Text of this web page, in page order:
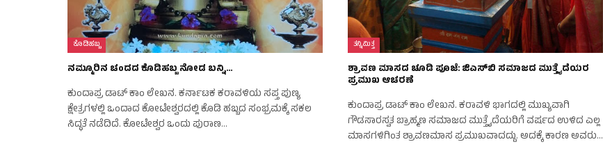
ಕೊಡಿಹಬ್ಬ
ನಮ್ಮೂರಿನ ಚಂದದ ಕೊಡಿಹಬ್ಬ ನೋಡ ಬನ್ನಿ…
ಕುಂದಾಪ್ರ ಡಾಟ್ ಕಾಂ ಲೇಖನ. ಕರ್ನಾಟಕ ಕರಾವಳಿಯ ಸಪ್ತ ಪುಣ್ಯ
ಕ್ಷೇತ್ರಗಳಲ್ಲಿ ಒಂದಾದ ಕೋಟೇಶ್ವರದಲ್ಲಿ ಕೊಡಿ ಹಬ್ಬದ ಸಂಭ್ರಮಕ್ಕೆ ಸಕಲ
ಸಿದ್ಧತೆ ನಡೆದಿದೆ. ಕೋಟೇಶ್ವರ ಒಂದು ಪುರಾಣ…
ತನ್ನಿಮಿತ್ತ
ಶ್ರಾವಣ ಮಾಸದ ಚೂಡಿ ಪೂಜೆ: ಜಿಎಸ್‌ಬಿ ಸಮಾಜದ ಮುತ್ತೈದೆಯರ
ಪ್ರಮುಖ ಆಚರಣೆ
ಕುಂದಾಪ್ರ ಡಾಟ್ ಕಾಂ ಲೇಖನ. ಕರಾವಳಿ ಭಾಗದಲ್ಲಿ ಮುಖ್ಯವಾಗಿ
ಗೌಡಸಾರಸ್ವತ ಬ್ರಾಹ್ಮಣ ಸಮಾಜದ ಮುತ್ತೈದೆಯರಿಗೆ ವರ್ಷದ ಉಳಿದ ಎಲ್ಲ
ಮಾಸಗಳಿಗಿಂತ ಶ್ರಾವಣಮಾಸ ಪ್ರಮುಖವಾದದ್ದು. ಅದಕ್ಕೆ ಕಾರಣ ಅವರು…